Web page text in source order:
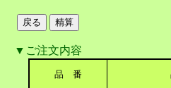
▼ご注文内容
品 番